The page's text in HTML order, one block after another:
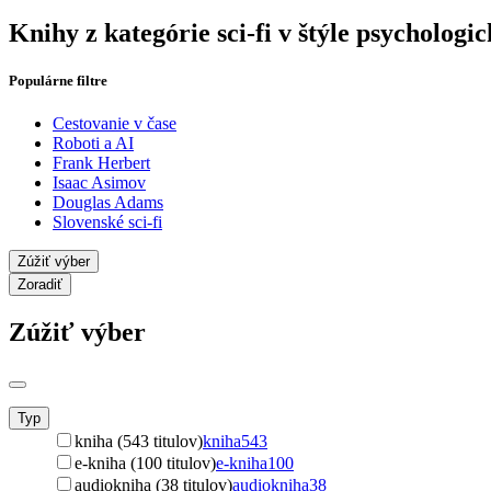
Knihy z kategórie sci-fi v štýle
Populárne filtre
Cestovanie v čase
Roboti a AI
Frank Herbert
Isaac Asimov
Douglas Adams
Slovenské sci-fi
Zúžiť výber
Zoradiť
Zúžiť výber
Typ
kniha (543 titulov)kniha543
e-kniha (100 titulov)e-kniha100
audiokniha (38 titulov)audiokniha38